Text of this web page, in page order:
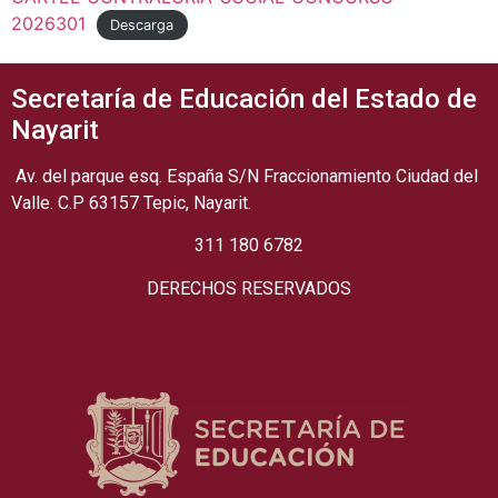
2026301
Descarga
Secretaría de Educación del Estado de
Nayarit
Av. del parque esq. España S/N Fraccionamiento Ciudad del
Valle. C.P 63157 Tepic, Nayarit.
311 180 6782
DERECHOS RESERVADOS